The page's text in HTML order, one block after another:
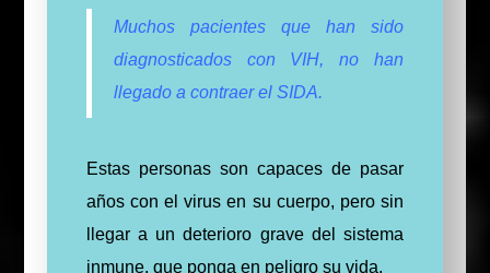
Muchos pacientes que han sido
diagnosticados con VIH, no han
llegado a contraer el SIDA.
Estas personas son capaces de pasar
años con el virus en su cuerpo, pero sin
llegar a un deterioro grave del sistema
inmune, que ponga en peligro su vida.